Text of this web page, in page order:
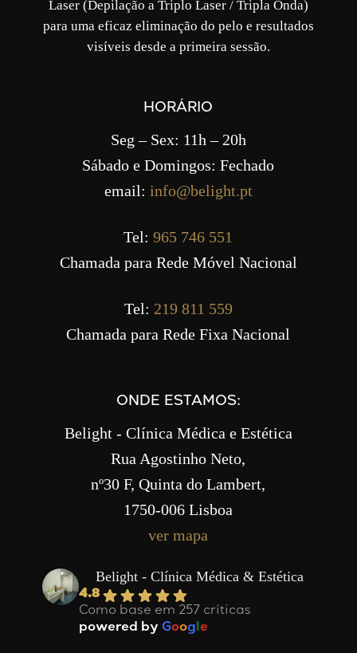
Laser (Depilação a Triplo Laser / Tripla Onda)
para uma eficaz eliminação do pelo e resultados
visíveis desde a primeira sessão.
HORÁRIO
Seg – Sex: 11h – 20h
Sábado e Domingos: Fechado
email: info@belight.pt
Tel:965 746 551
Chamada para Rede Móvel Nacional
Tel: 219 811 559
Chamada para Rede Fixa Nacional
ONDE ESTAMOS:
Belight - Clínica Médica e Estética
Rua Agostinho Neto,
nº30 F, Quinta do Lambert,
1750-006 Lisboa
ver mapa
Belight - Clínica Médica & Estética
4.8
Como base em 257 críticas
powered by Google